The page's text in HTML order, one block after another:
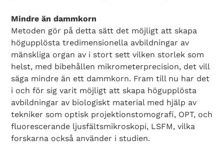
Mindre än dammkorn
Metoden gör på detta sätt det möjligt att skapa
högupplösta tredimensionella avbildningar av
mänskliga organ av i stort sett vilken storlek som
helst, med bibehållen mikrometerprecision, det vill
säga mindre än ett dammkorn. Fram till nu har det
i och för sig varit möjligt att skapa högupplösta
avbildningar av biologiskt material med hjälp av
tekniker som optisk projektionstomografi, OPT, och
fluorescerande ljusfältsmikroskopi, LSFM, vilka
forskarna också använder i studien.